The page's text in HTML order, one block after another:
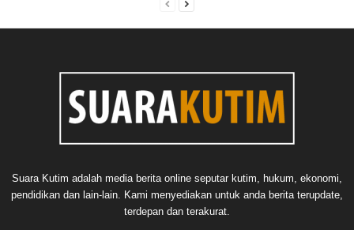
Suara Kutim adalah media berita online seputar kutim, hukum, ekonomi,
pendidikan dan lain-lain. Kami menyediakan untuk anda berita terupdate,
terdepan dan terakurat.